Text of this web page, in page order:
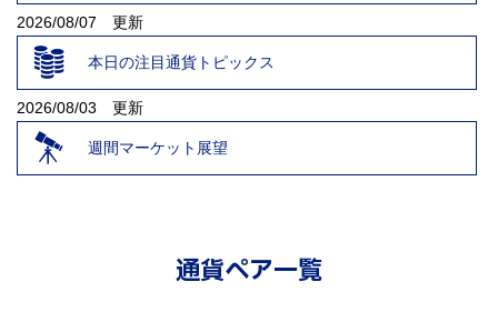
2026/08/07 更新
本日の注目通貨トピックス
2026/08/03 更新
週間マーケット展望
通貨ペア一覧